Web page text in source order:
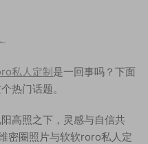
私人定制是一回事吗？下面
热门话题。
高照之下，灵感与自信共
密圈照片与软软roro私人定